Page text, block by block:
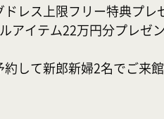
レス上限フリー特典プレ
アイテム22万円分プレゼ
約して新郎新婦2名でご来